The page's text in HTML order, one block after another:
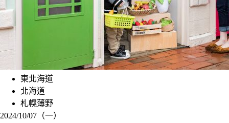
東北海道
北海道
札幌薄野
2024/10/07（一）